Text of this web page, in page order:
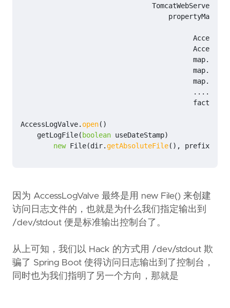
propertyMapper
Accesslog
map.
map.
map.
......
factory
AccessLogValve. open()
getLogFile( boolean useDateStamp)
new File(dir.getAbsoluteFile(), prefix
因为 AccessLogValve 最终是用 new File() 来创建
访问日志文件的，也就是为什么我们指定输出到
/dev/stdout 便是标准输出控制台了。
从上可知，我们以 Hack 的方式用 /dev/stdout 欺
骗了 Spring Boot 使得访问日志输出到了控制台，
同时也为我们指明了另一个方向，那就是